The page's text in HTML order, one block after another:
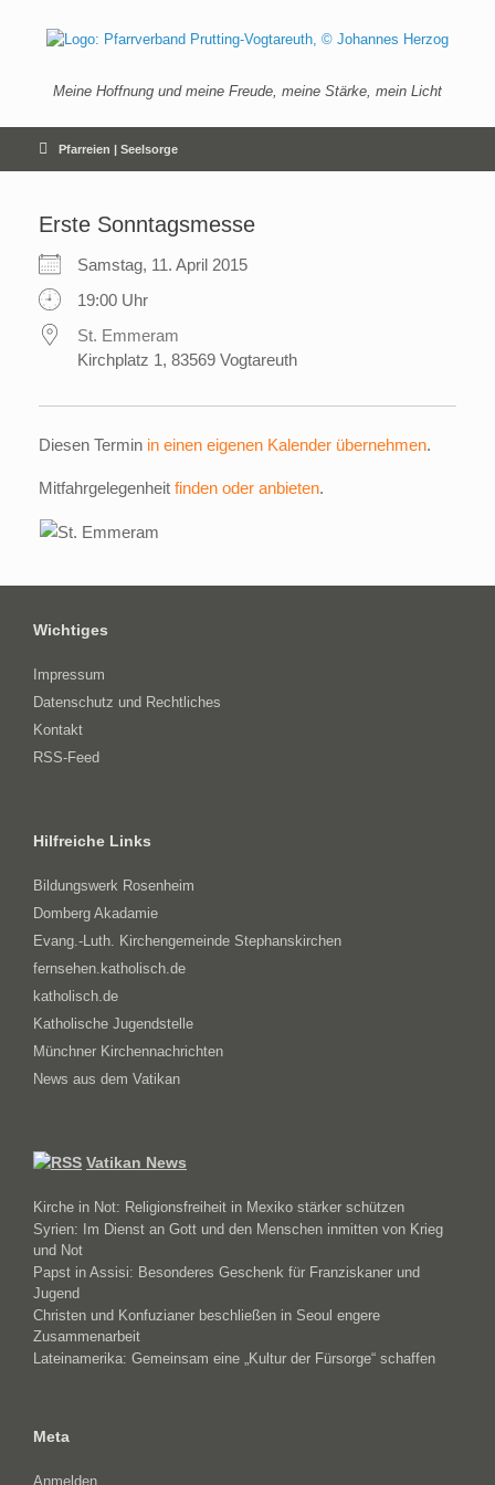
springen
Meine Hoffnung und meine Freude, meine Stärke, mein Licht
Pfarreien | Seelsorge
Erste Sonntagsmesse
Samstag, 11. April 2015
19:00 Uhr
St. Emmeram
Kirchplatz 1, 83569 Vogtareuth
Diesen Termin in einen eigenen Kalender übernehmen.
Mitfahrgelegenheit finden oder anbieten.
Wichtiges
Impressum
Datenschutz und Rechtliches
Kontakt
RSS-Feed
Hilfreiche Links
Bildungswerk Rosenheim
Domberg Akadamie
Evang.-Luth. Kirchengemeinde Stephanskirchen
fernsehen.katholisch.de
katholisch.de
Katholische Jugendstelle
Münchner Kirchennachrichten
News aus dem Vatikan
Vatikan News
Kirche in Not: Religionsfreiheit in Mexiko stärker schützen
Syrien: Im Dienst an Gott und den Menschen inmitten von Krieg
und Not
Papst in Assisi: Besonderes Geschenk für Franziskaner und
Jugend
Christen und Konfuzianer beschließen in Seoul engere
Zusammenarbeit
Lateinamerika: Gemeinsam eine „Kultur der Fürsorge“ schaffen
Meta
Anmelden